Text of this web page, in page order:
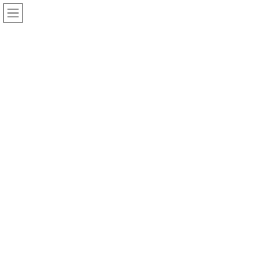
Saltar
contenido
Saltar
la